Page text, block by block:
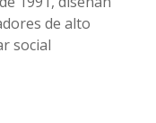
de alto
social